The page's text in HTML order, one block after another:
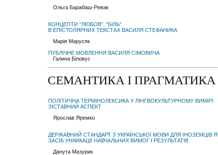
Ольга Барабаш-Ревак
КОНЦЕПТИ “ЛЮБОВ”, “БІЛЬ”
В ЕПІСТОЛЯРНИХ ТЕКСТАХ ВАСИЛЯ СТЕФАНИКА
Марія Марусяк
ПУБЛІЧНЕ МОВЛЕННЯ ВАСИЛЯ СІМОВИЧА
Галина Біловус
СЕМАНТИКА І ПРАГМАТИКА
ПОЛІТИЧНА ТЕРМІНОЛЕКСИКА У ЛІНГВОКУЛЬТУРНОМУ ВИМІРІ:
ЗІСТАВНИЙ АСПЕКТ
Ярослав Яремко
ДЕРЖАВНИЙ СТАНДАРТ З УКРАЇНСЬКОЇ МОВИ ДЛЯ ІНОЗЕМЦІВ
ЗАСІБ УНІФІКАЦІЇ НАВЧАЛЬНИХ ВИМОГ І РЕЗУЛЬТАТІВ
Данута Мазурик